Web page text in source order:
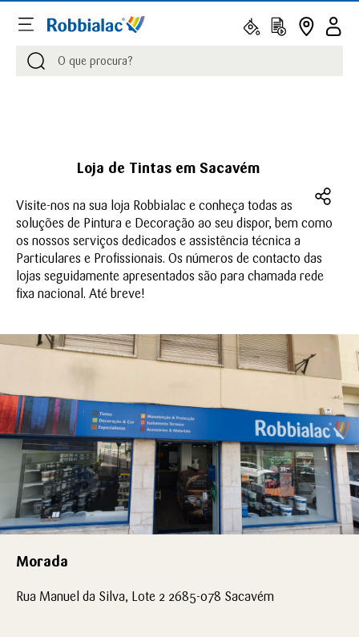
Procurar
Procurar
Loja de Tintas em Sacavém
Visite-nos na sua loja Robbialac e conheça todas as
soluções de Pintura e Decoração ao seu dispor, bem como
os nossos serviços dedicados e assistência técnica a
Particulares e Profissionais. Os números de contacto das
lojas seguidamente apresentados são para chamada rede
fixa nacional. Até breve!
Morada
Rua Manuel da Silva, Lote 2 2685-078 Sacavém